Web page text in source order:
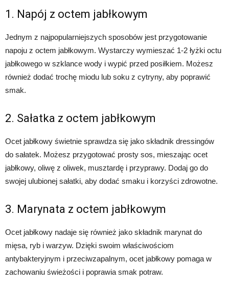
1. Napój z octem jabłkowym
Jednym z najpopularniejszych sposobów jest przygotowanie
napoju z octem jabłkowym. Wystarczy wymieszać 1-2 łyżki octu
jabłkowego w szklance wody i wypić przed posiłkiem. Możesz
również dodać trochę miodu lub soku z cytryny, aby poprawić
smak.
2. Sałatka z octem jabłkowym
Ocet jabłkowy świetnie sprawdza się jako składnik dressingów
do sałatek. Możesz przygotować prosty sos, mieszając ocet
jabłkowy, oliwę z oliwek, musztardę i przyprawy. Dodaj go do
swojej ulubionej sałatki, aby dodać smaku i korzyści zdrowotne.
3. Marynata z octem jabłkowym
Ocet jabłkowy nadaje się również jako składnik marynat do
mięsa, ryb i warzyw. Dzięki swoim właściwościom
antybakteryjnym i przeciwzapalnym, ocet jabłkowy pomaga w
zachowaniu świeżości i poprawia smak potraw.